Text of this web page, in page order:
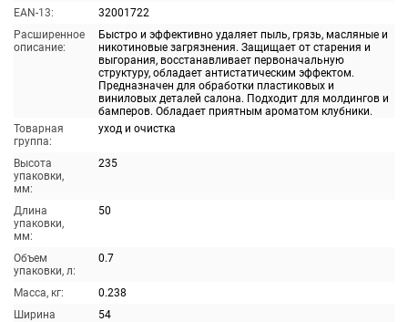
EAN-13:
32001722
Расширенное
описание:
Быстро и эффективно удаляет пыль, грязь, масляные и
никотиновые загрязнения. Защищает от старения и
выгорания, восстанавливает первоначальную
структуру, обладает антистатическим эффектом.
Предназначен для обработки пластиковых и
виниловых деталей салона. Подходит для молдингов и
бамперов. Обладает приятным ароматом клубники.
Товарная
группа:
уход и очистка
Высота
упаковки,
мм:
235
Длина
упаковки,
мм:
50
Объем
упаковки, л:
0.7
Масса, кг:
0.238
Ширина
54